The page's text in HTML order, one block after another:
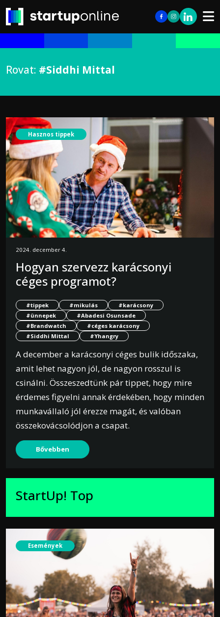
Rovat: #Siddhi Mittal
Hasznos tippek
2024. december 4.
Hogyan szervezz karácsonyi
céges programot?
#tippek #mikulás
#karácsony
#ünnepek
#Abadesi Osunsade
#Brandwatch
#céges karácsony
#Siddhi Mittal
#Yhangry
A december a karácsonyi céges bulik időszaka,
amit lehet nagyon jól, de nagyon rosszul is
csinálni. Összeszedtünk pár tippet, hogy mire
érdemes figyelni annak érdekében, hogy minden
munkavállaló jól érezze magát, és valóban
összekovácsolódjon a csapat.
Bővebben
StartUp! Top
Események